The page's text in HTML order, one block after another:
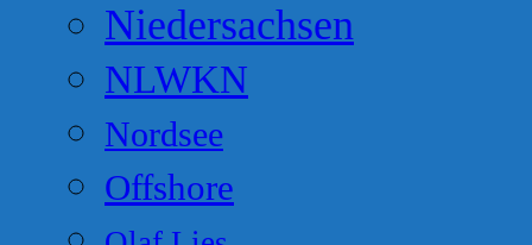
Niedersachsen
NLWKN
Nordsee
Offshore